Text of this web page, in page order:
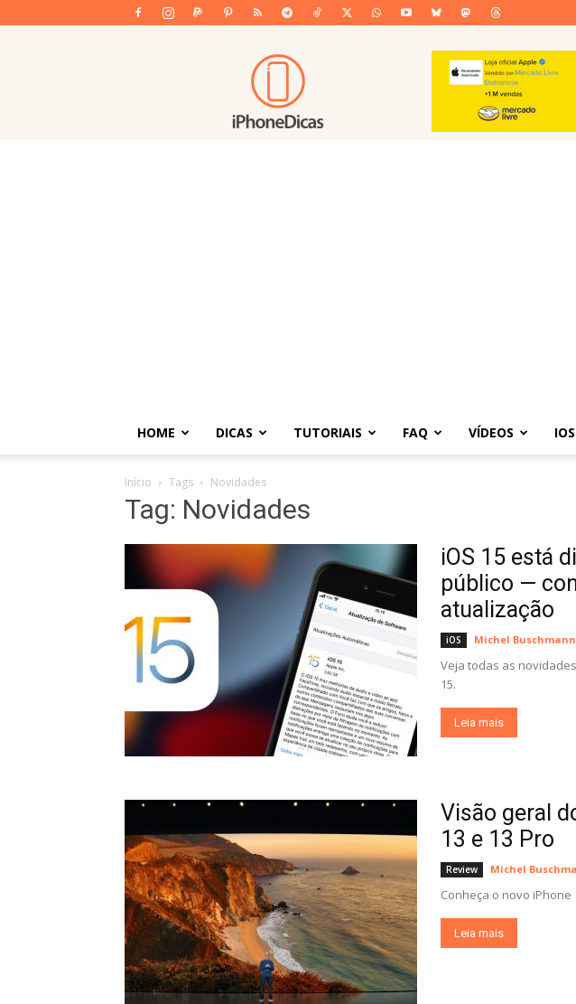
iPhoneDicas
HOME DICAS TUTORIAIS FAQ VÍDEOS IOS
Início Tags Novidades
Tag: Novidades
iOS 15 está
público —
atualização
iOS Michel Buschmann
Veja todas as
15.
Leia mais
Visão geral
13 e 13 Pro
Review Michel
Conheça o novo iPhone
Leia mais